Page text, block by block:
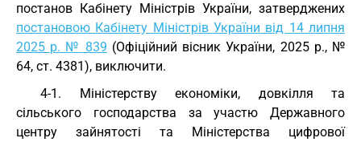
постанов Кабінету Міністрів України, затверджених
постановою Кабінету Міністрів України від 14 липня
2025 р. № 839 (Офіційний вісник України, 2025 р., №
64, ст. 4381), виключити.
4-1. Міністерству економіки, довкілля та
сільського господарства за участю Державного
центру зайнятості та Міністерства цифрової